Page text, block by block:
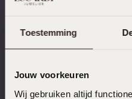
Toestemming
Jouw voorkeuren
Wij gebruiken altijd